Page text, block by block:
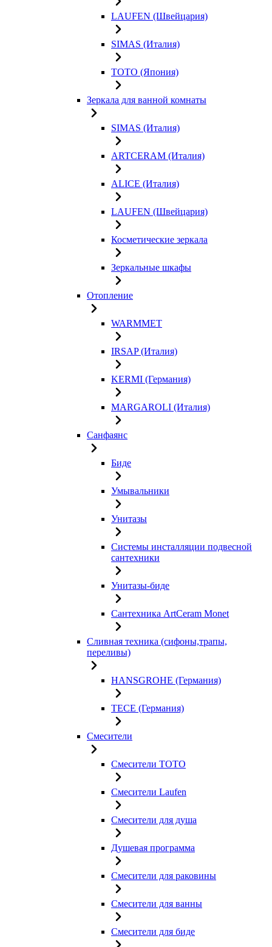
LAUFEN (Швейцария)
SIMAS (Италия)
TOTO (Япония)
Зеркала для ванной комнаты
SIMAS (Италия)
ARTCERAM (Италия)
ALICE (Италия)
LAUFEN (Швейцария)
Косметические зеркала
Зеркальные шкафы
Отопление
WARMMET
IRSAP (Италия)
KERMI (Германия)
MARGAROLI (Италия)
Санфаянс
Биде
Умывальники
Унитазы
Системы инсталляции подвесной
сантехники
Унитазы-биде
Сантехника ArtCeram Monet
Сливная техника (сифоны,трапы,
переливы)
HANSGROHE (Германия)
TECE (Германия)
Смесители
Смесители TOTO
Смесители Laufen
Смесители для душа
Душевая программа
Смесители для раковины
Смесители для ванны
Смесители для биде